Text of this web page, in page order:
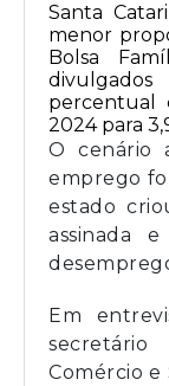
Santa
menor
Bolsa
percentual
2024 para
O cenário
emprego
estado
assinada
Em
Comércio e